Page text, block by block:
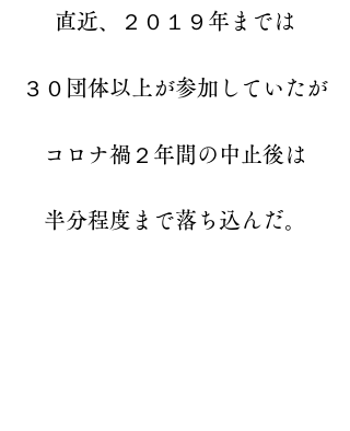
直近、２０１９年までは
３０団体以上が参加していたが
コロナ禍２年間の中止後は
半分程度まで落ち込んだ。